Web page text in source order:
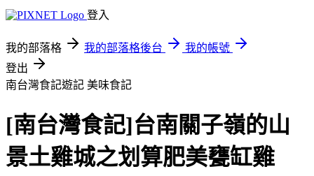
登入
我的部落格 我的部落格後台
我的帳號
登出
南台灣食記遊記 美味食記
[南台灣食記]台南關子嶺的山
景土雞城之划算肥美甕缸雞